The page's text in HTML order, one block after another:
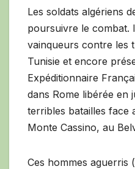
Les soldats algériens
poursuivre le combat.
vainqueurs contre les
Tunisie et encore
Expéditionnaire
dans Rome libérée en
terribles batailles face
Monte Cassino, au
Ces hommes aguerris